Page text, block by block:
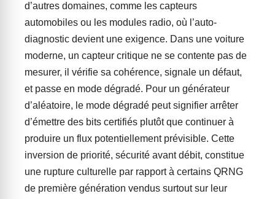
d’autres domaines, comme les capteurs
automobiles ou les modules radio, où l’auto-
diagnostic devient une exigence. Dans une voiture
moderne, un capteur critique ne se contente pas de
mesurer, il vérifie sa cohérence, signale un défaut,
et passe en mode dégradé. Pour un générateur
d’aléatoire, le mode dégradé peut signifier arrêter
d’émettre des bits certifiés plutôt que continuer à
produire un flux potentiellement prévisible. Cette
inversion de priorité, sécurité avant débit, constitue
une rupture culturelle par rapport à certains QRNG
de première génération vendus surtout sur leur